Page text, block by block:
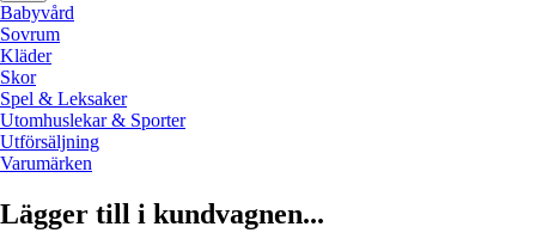
Babyvård
Sovrum
Kläder
Skor
Spel & Leksaker
Utomhuslekar & Sporter
Utförsäljning
Varumärken
Lägger till i kundvagnen...